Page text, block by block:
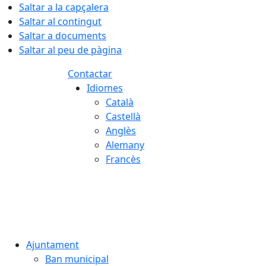
Saltar a la capçalera
Saltar al contingut
Saltar a documents
Saltar al peu de pàgina
Contactar
Idiomes
Català
Castellà
Anglès
Alemany
Francès
Ajuntament
Ban municipal